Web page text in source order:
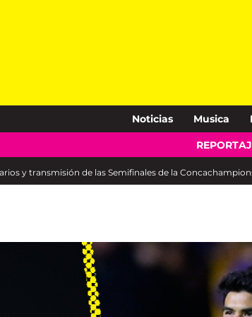
Noticias Musica
y transmisión de las Semifinales de la